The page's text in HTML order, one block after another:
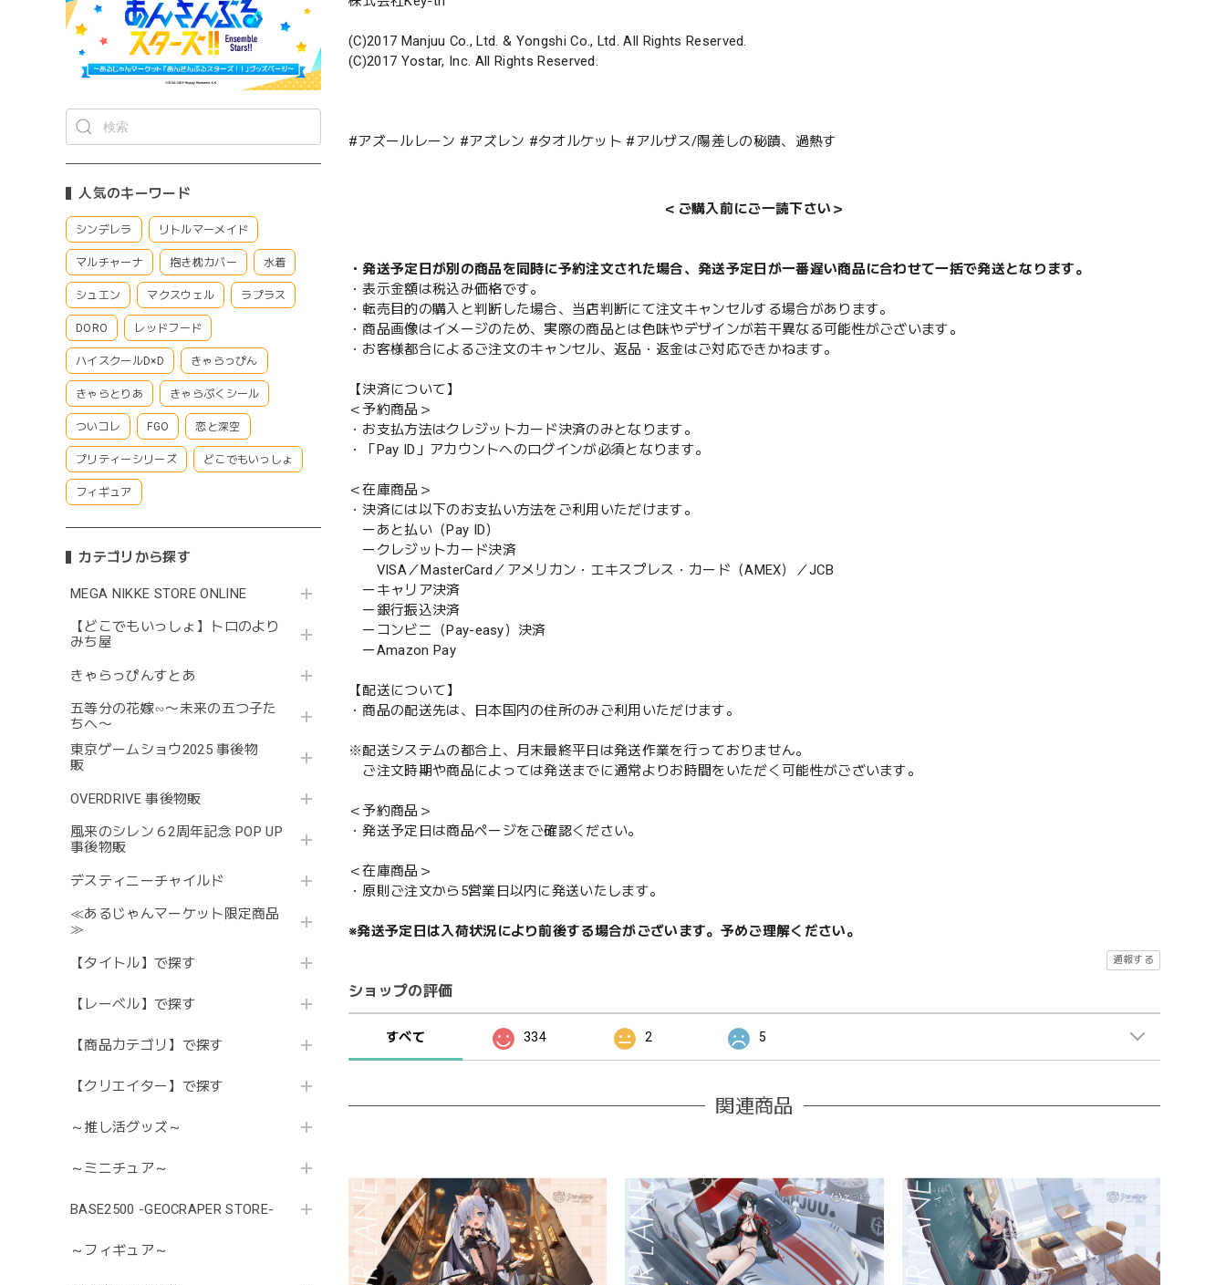
人気のキーワード
シンデレラ リトルマーメイド
マルチャーナ 抱き枕カバー 水着
シュエン マクスウェル ラプラス
DORO レッドフード
ハイスクールD×D きゃらっぴん
きゃらとりあ きゃらぷくシール
ついコレ FGO 恋と深空
プリティーシリーズ どこでもいっしょ
フィギュア
カテゴリから探す
MEGA NIKKE STORE ONLINE
【どこでもいっしょ】トロのより
みち屋
きゃらっぴんすとあ
五等分の花嫁∽〜未来の五つ子た
ちへ〜
東京ゲームショウ2025 事後物
販
OVERDRIVE 事後物販
風来のシレン６2周年記念 POP UP
事後物販
デスティニーチャイルド
≪あるじゃんマーケット限定商品
≫
【タイトル】で探す
【レーベル】で探す
【商品カテゴリ】で探す
【クリエイター】で探す
～推し活グッズ～
～ミニチュア～
BASE2500 -GEOCRAPER STORE-
～フィギュア～
(C)2017 Manjuu Co., Ltd. & Yongshi Co., Ltd. All Rights Reserved.
(C)2017 Yostar, Inc. All Rights Reserved.
#アズールレーン #アズレン #タオルケット #アルザス/陽差しの秘蹟、過熱す
＜ご購入前にご一読下さい＞
・発送予定日が別の商品を同時に予約注文された場合、発送予定日が一番遅い商品に合わせて一括で発送となります。
・表示金額は税込み価格です。
・転売目的の購入と判断した場合、当店判断にて注文キャンセルする場合があります。
・商品画像はイメージのため、実際の商品とは色味やデザインが若干異なる可能性がございます。
・お客様都合によるご注文のキャンセル、返品・返金はご対応できかねます。
【決済について】
＜予約商品＞
・お支払方法はクレジットカード決済のみとなります。
・「Pay ID」アカウントへのログインが必須となります。
＜在庫商品＞
・決済には以下のお支払い方法をご利用いただけます。
ーあと払い（Pay ID）
ークレジットカード決済
VISA／MasterCard／アメリカン・エキスプレス・カード（AMEX）／JCB
ーキャリア決済
ー銀行振込決済
ーコンビニ（Pay-easy）決済
ーAmazon Pay
【配送について】
・商品の配送先は、日本国内の住所のみご利用いただけます。
※配送システムの都合上、月末最終平日は発送作業を行っておりません。
ご注文時期や商品によっては発送までに通常よりお時間をいただく可能性がございます。
＜予約商品＞
・発送予定日は商品ページをご確認ください。
＜在庫商品＞
・原則ご注文から5営業日以内に発送いたします。
※発送予定日は入荷状況により前後する場合がございます。予めご理解ください。
通報する
ショップの評価
すべて 334 2 5
関連商品